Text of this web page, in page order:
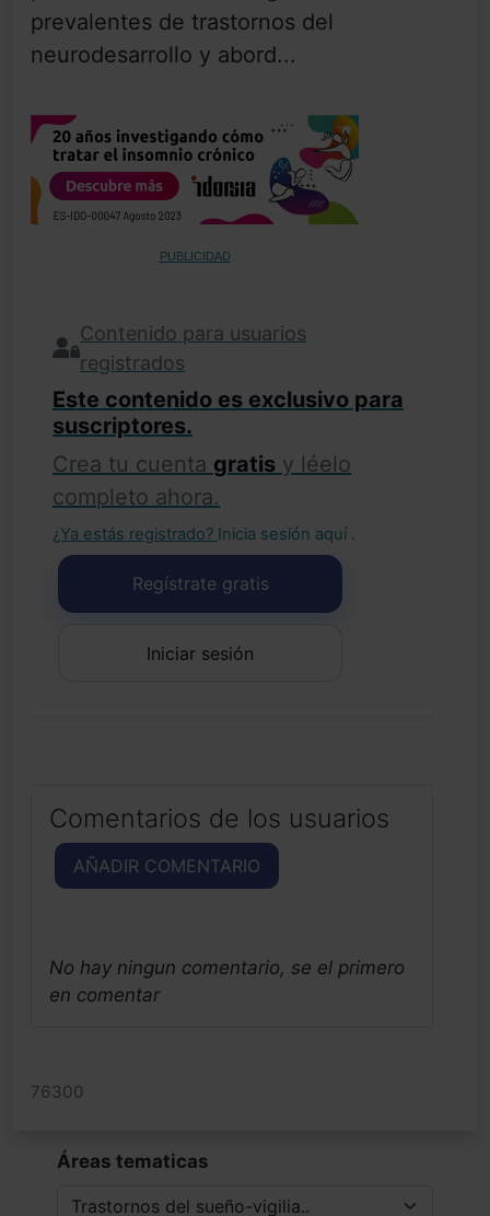
prevalentes de trastornos del
neurodesarrollo y abord...
PUBLICIDAD
Contenido para usuarios
registrados
Este contenido es exclusivo para
suscriptores.
Crea tu cuenta gratis y léelo
completo ahora.
¿Ya estás registrado? Inicia sesión aquí .
Regístrate gratis
Iniciar sesión
Comentarios de los usuarios
AÑADIR COMENTARIO
No hay ningun comentario, se el primero
en comentar
76300
Áreas tematicas